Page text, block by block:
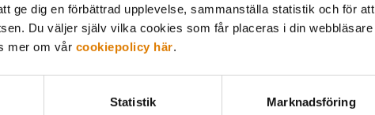
ge dig en förbättrad upplevelse, sammanställa statistik och för att
Du väljer själv vilka cookies som får placeras i din webbläsare
mer om vår cookiepolicy här.
Statistik Marknadsföring